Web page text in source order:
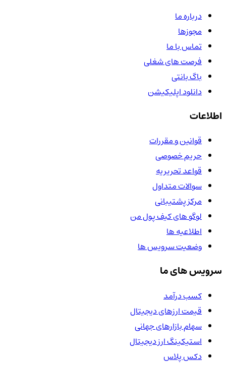
درباره ما
مجوزها
تماس با ما
فرصت های شغلی
باگ بانتی
دانلود اپلیکیشن
اطلاعات
قوانین و مقررات
حریم خصوصی
قواعد تحریریه
سوالات متداول
مرکز پشتیبانی
لوگو های کیف پول من
اطلاعیه ها
وضعیت سرویس ها
سرویس های ما
کسب درآمد
قیمت ارزهای دیجیتال
سهام بازارهای جهانی
استیکینگ ارز دیجیتال
دکس پلاس